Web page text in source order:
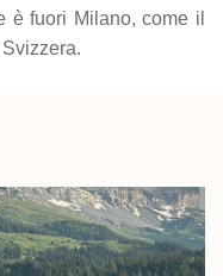
è fuori Milano, come il